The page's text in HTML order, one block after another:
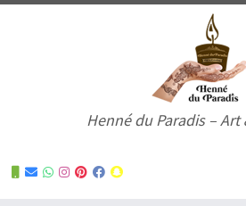
Henné du Paradis – Art